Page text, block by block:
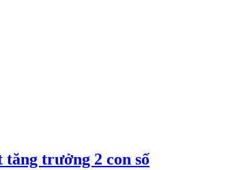
trưởng 2 con số